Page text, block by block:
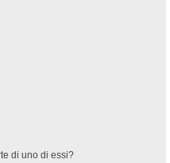
di uno di essi?